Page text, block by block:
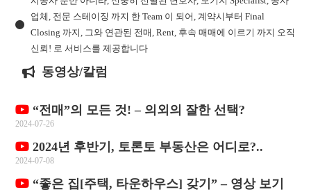
업체, 전문 스테이징 까지 한 Team 이 되어, 계약시부터 Final
Closing 까지, 그와 연관된 전매, Rent, 후속 매매에 이르기 까지 오직
신뢰! 로 서비스를 제공합니다
동영상/칼럼
“전매”의 모든 것! – 의외의 잘한 선택?
2024-07-26
2024년 후반기, 토론토 부동산은 어디로?..
2024-07-08
“좋은 집[주택, 타운하우스] 갖기” – 영상 보기